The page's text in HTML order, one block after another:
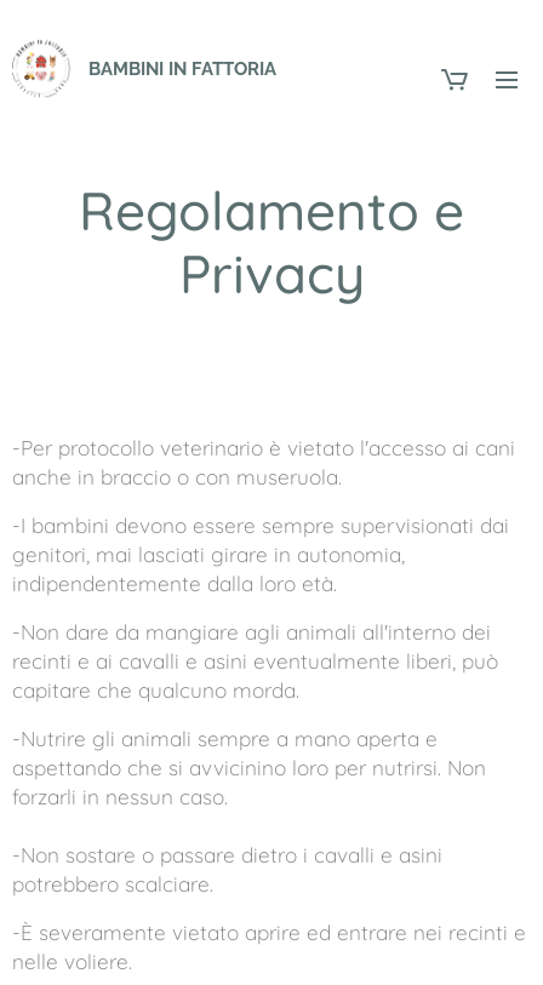
BAMBINI IN FATTORIA
Regolamento e
Privacy
-Per protocollo veterinario è vietato l'accesso ai cani
anche in braccio o con museruola.
-I bambini devono essere sempre supervisionati dai
genitori, mai lasciati girare in autonomia,
indipendentemente dalla loro età.
-Non dare da mangiare agli animali all'interno dei
recinti e ai cavalli e asini eventualmente liberi, può
capitare che qualcuno morda.
-Nutrire gli animali sempre a mano aperta e
aspettando che si avvicinino loro per nutrirsi. Non
forzarli in nessun caso.
-Non sostare o passare dietro i cavalli e asini
potrebbero scalciare.
-È severamente vietato aprire ed entrare nei recinti e
nelle voliere.